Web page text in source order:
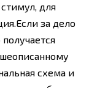
для
за дело
схема и